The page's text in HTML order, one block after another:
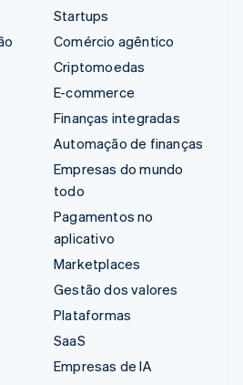
Startups
Comércio agêntico
Criptomoedas
E-commerce
Finanças integradas
Automação de finanças
Empresas do mundo
todo
Pagamentos no
aplicativo
Marketplaces
Gestão dos valores
Plataformas
SaaS
Empresas de IA